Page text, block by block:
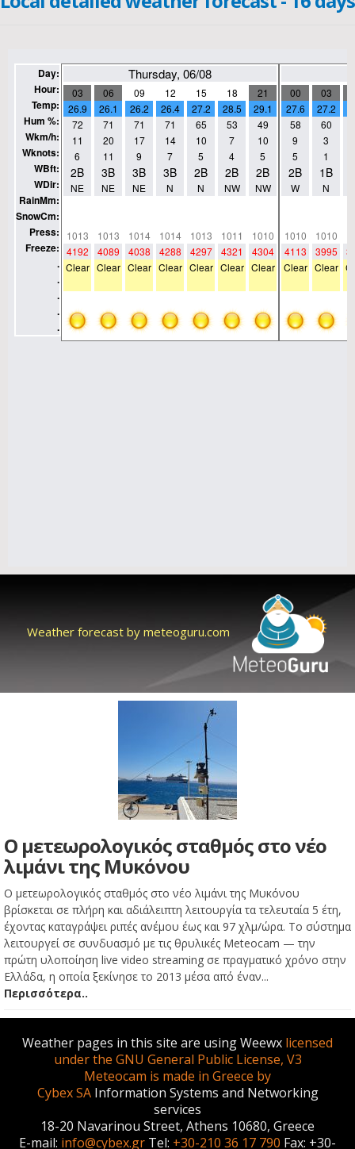
Weather forecast by meteoguru.com
Ο μετεωρολογικός σταθμός στο νέο
λιμάνι της Μυκόνου
Ο μετεωρολογικός σταθμός στο νέο λιμάνι της Μυκόνου
βρίσκεται σε πλήρη και αδιάλειπτη λειτουργία τα τελευταία 5 έτη,
έχοντας καταγράψει ριπές ανέμου έως και 97 χλμ/ώρα. Το σύστημα
λειτουργεί σε συνδυασμό με τις θρυλικές Meteocam — την
πρώτη υλοποίηση live video streaming σε πραγματικό χρόνο στην
Ελλάδα, η οποία ξεκίνησε το 2013 μέσα από έναν...
Περισσότερα..
Weather pages in this site are using Weewx licensed
under the GNU General Public License, V3
Meteocam is made in Greece by
Cybex SAInformation Systems and Networking
services
18-20 Navarinou Street, Athens 10680, Greece
E-mail: info@cybex.gr Tel: +30-210 36 17 790 Fax: +30-